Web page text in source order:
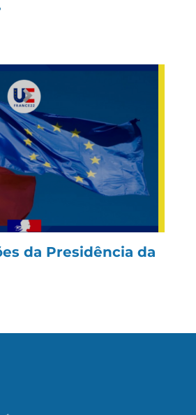
da Presidência da